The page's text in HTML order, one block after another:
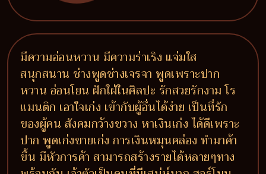
มีความอ่อนหวาน มีความร่าเริง แจ่มใส
สนุกสนาน ช่างพูดช่างเจรจา พูดเพราะปาก
หวาน อ่อนโยน ฝักใฝ่ในศิลปะ รักสวยรักงาม โร
แมนติก เอาใจเก่ง เข้ากับผู้อื่นได้ง่าย เป็นที่รัก
ของผู้คน สังคมกว้างขวาง หาเงินเก่ง ได้ดีเพราะ
ปาก พูดเก่งขายเก่ง การเงินหมุนคล่อง ทำมาค้า
ขึ้น มีหัวการค้า สามารถสร้างรายได้หลายๆทาง